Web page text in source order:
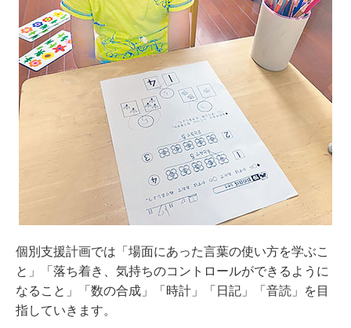
個別支援計画では「場面にあった言葉の使い方を学ぶこ
と」「落ち着き、気持ちのコントロールができるように
なること」「数の合成」「時計」「日記」「音読」を目
指していきます。